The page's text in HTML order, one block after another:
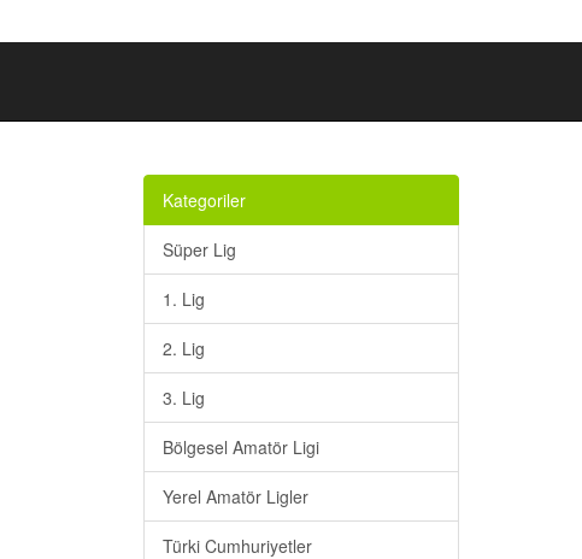
Kategoriler
Süper Lig
1. Lig
2. Lig
3. Lig
Bölgesel Amatör Ligi
Yerel Amatör Ligler
Türki Cumhuriyetler